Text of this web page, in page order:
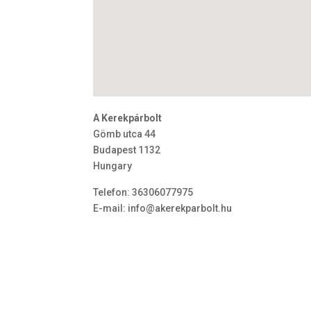
A Kerekpárbolt
Gömb utca 44
Budapest 1132
Hungary
Telefon:36306077975
E-mail: info@akerekparbolt.hu